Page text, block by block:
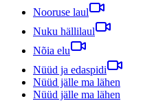
Nooruse laul
Nuku hällilaul
Nõia elu
Nüüd ja edaspidi
Nüüd jälle ma lähen
Nüüd jälle ma lähen